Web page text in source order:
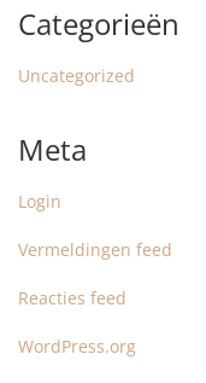
Categorieën
Uncategorized
Meta
Login
Vermeldingen feed
Reacties feed
WordPress.org